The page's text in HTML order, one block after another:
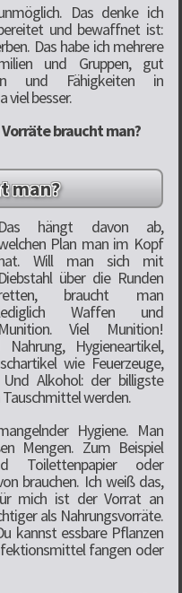
Das denke ich
und bewaffnet ist:
Das habe ich mehrere
und Gruppen, gut
und Fähigkeiten in
viel besser.
braucht man?
man?
Das hängt davon ab,
Plan man im Kopf
Will man sich mit
Diebstahl über die Runden
braucht man
Waffen und
Munition. Viel Munition!
Hygieneartikel,
wie Feuerzeuge,
Alkohol: der billigste
Tauschmittel werden.
Hygiene. Man
Mengen. Zum Beispiel
Toilettenpapier oder
brauchen. Ich weiß das,
mich ist der Vorrat an
als Nahrungsvorräte.
kannst essbare Pflanzen
fangen oder